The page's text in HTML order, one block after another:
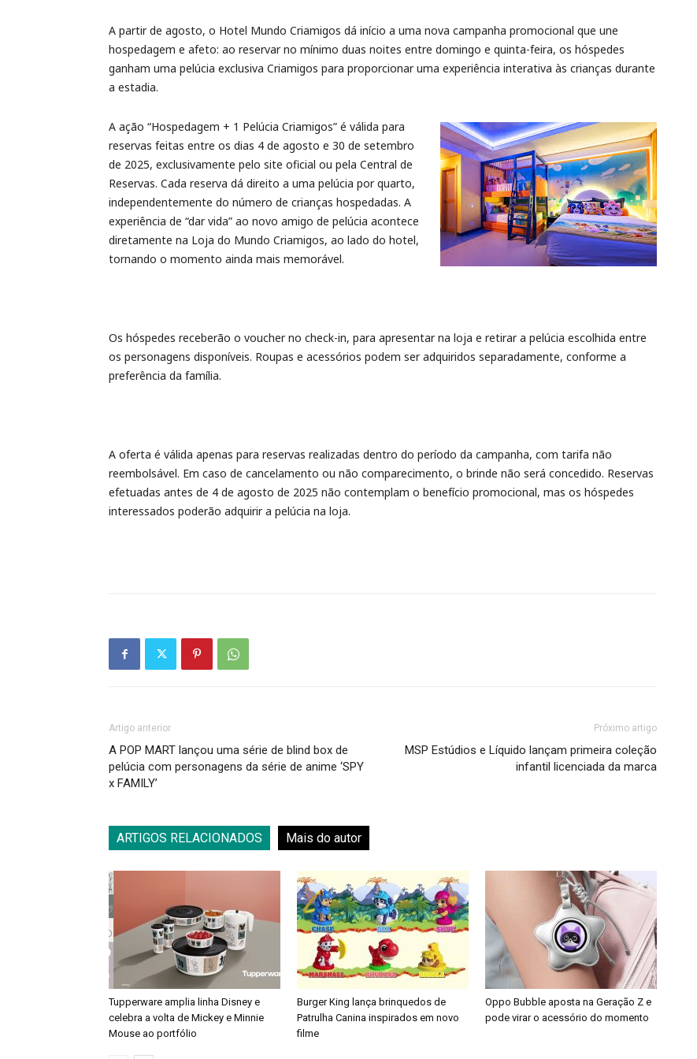
A partir de agosto, o Hotel Mundo Criamigos dá início a uma nova campanha promocional que une
hospedagem e afeto: ao reservar no mínimo duas noites entre domingo e quinta-feira, os hóspedes
ganham uma pelúcia exclusiva Criamigos para proporcionar uma experiência interativa às crianças durante
a estadia.
A ação “Hospedagem + 1 Pelúcia Criamigos” é válida para
reservas feitas entre os dias 4 de agosto e 30 de setembro
de 2025, exclusivamente pelo site oficial ou pela Central de
Reservas. Cada reserva dá direito a uma pelúcia por quarto,
independentemente do número de crianças hospedadas. A
experiência de “dar vida” ao novo amigo de pelúcia acontece
diretamente na Loja do Mundo Criamigos, ao lado do hotel,
tornando o momento ainda mais memorável.
Os hóspedes receberão o voucher no check-in, para apresentar na loja e retirar a pelúcia escolhida entre
os personagens disponíveis. Roupas e acessórios podem ser adquiridos separadamente, conforme a
preferência da família.
A oferta é válida apenas para reservas realizadas dentro do período da campanha, com tarifa não
reembolsável. Em caso de cancelamento ou não comparecimento, o brinde não será concedido. Reservas
efetuadas antes de 4 de agosto de 2025 não contemplam o benefício promocional, mas os hóspedes
interessados poderão adquirir a pelúcia na loja.
Artigo anterior
A POP MART lançou uma série de blind box de
pelúcia com personagens da série de anime ‘SPY
x FAMILY’
Próximo artigo
MSP Estúdios e Líquido lançam primeira coleção
infantil licenciada da marca
ARTIGOS RELACIONADOS Mais do autor
Tupperware amplia linha Disney e
celebra a volta de Mickey e Minnie
Mouse ao portfólio
Burger King lança brinquedos de
Patrulha Canina inspirados em novo
filme
Oppo Bubble aposta na Geração Z e
pode virar o acessório do momento